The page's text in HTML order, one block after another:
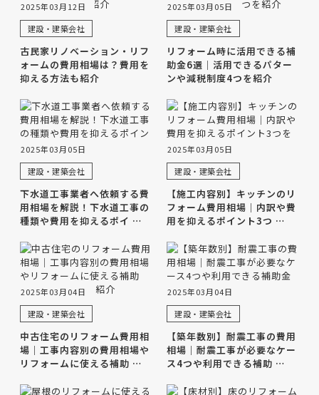
2025年03月12日
建設・建築会社
古民家リノベーション・リフ
ォームの費用相場は？費用を
抑える方法も紹介
2025年03月05日
建設・建築会社
リフォーム時に活用できる補
助金6選｜活用できるパター
ンや減税制度4つを紹介
2025年03月05日
建設・建築会社
下水道工事業者へ依頼する費
用相場を解説！下水道工事の
種類や費用を抑えるポイ …
2025年03月05日
建設・建築会社
【施工内容別】キッチンのリ
フォーム費用相場｜内訳や費
用を抑えるポイント3つ …
2025年03月04日
建設・建築会社
中古住宅のリフォーム費用相
場｜工事内容別の費用相場や
リフォームに使える補助 …
2025年03月04日
建設・建築会社
【築年数別】耐震工事の費用
相場｜耐震工事が必要なケー
ス4つや利用できる補助 …